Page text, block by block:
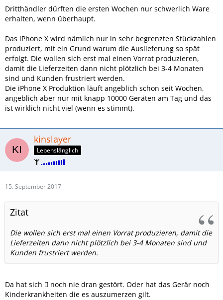
Dritthändler dürften die ersten Wochen nur schwerlich Ware
erhalten, wenn überhaupt.
Das iPhone X wird nämlich nur in sehr begrenzten Stückzahlen
produziert, mit ein Grund warum die Auslieferung so spät
erfolgt. Die wollen sich erst mal einen Vorrat produzieren,
damit die Lieferzeiten dann nicht plötzlich bei 3-4 Monaten
sind und Kunden frustriert werden.
Die iPhone X Produktion läuft angeblich schon seit Wochen,
angeblich aber nur mit knapp 10000 Geräten am Tag und das
ist wirklich nicht viel (wenn es stimmt).
kinslayer
Lebenslänglich
15. September 2017
Zitat
Die wollen sich erst mal einen Vorrat produzieren, damit die
Lieferzeiten dann nicht plötzlich bei 3-4 Monaten sind und
Kunden frustriert werden.
Da hat sich  noch nie dran gestört. Oder hat das Gerär noch
Kinderkrankheiten die es auszumerzen gilt.